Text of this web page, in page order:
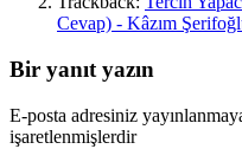
Cevap) - Kâzım
Bir yanıt yazın
E-posta adresiniz
işaretlenmişlerdir